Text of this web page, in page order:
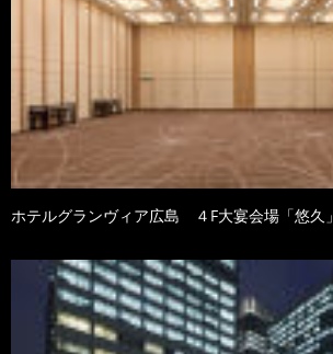
ホテルグランヴィア広島 ４F大宴会場「悠久」